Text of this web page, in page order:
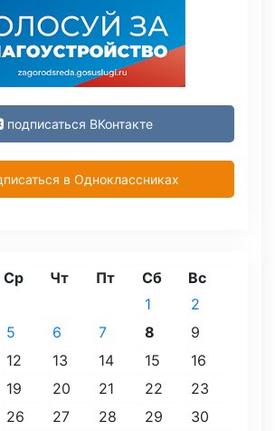
подписаться ВКонтакте
в Одноклассниках
Ср Чт Пт Сб
Вс
1
2
5 6 7 8
9
12 13 14 15
16
19 20 21 22
23
26 27 28 29 30